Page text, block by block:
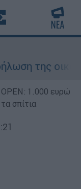
της
1.000 ευρώ
σπίτια